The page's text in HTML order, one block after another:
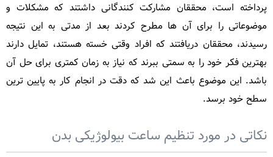
پرداخته است، محققان مشارکت کنندگانی داشتند که مشکلات و
موضوعاتی را برای آن ها مطرح کردند بعد از مدتی به این نتیجه
رسیدند، محققان دریافتند که افراد وقتی خسته هستند، تمایل دارند
بهترین فکر خود را به سمتی ببرند که نیاز به زمان کمتری برای حل آن
باشد. این موضوع باعث این شد که دقت در انجام کار به پایین ترین
سطح خود برسد.
نکاتی در مورد تنظیم ساعت بیولوژیکی بدن